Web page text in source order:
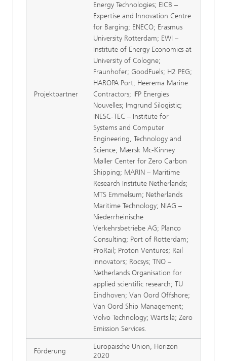
Projektpartner
Energy Technologies; EICB –
Expertise and Innovation Centre
for Barging; ENECO; Erasmus
University Rotterdam; EWI –
Institute of Energy Economics at
University of Cologne;
Fraunhofer; GoodFuels; H2 PEG;
HAROPA Port; Heerema Marine
Contractors; IFP Energies
Nouvelles; Imgrund Silogistic;
INESC-TEC – Institute for
Systems and Computer
Engineering, Technology and
Science; Mærsk Mc-Kinney
Møller Center for Zero Carbon
Shipping; MARIN – Maritime
Research Institute Netherlands;
MTS Emmelsum; Netherlands
Maritime Technology; NIAG –
Niederrheinische
Verkehrsbetriebe AG; Planco
Consulting; Port of Rotterdam;
ProRail; Proton Ventures; Rail
Innovators; Rocsys; TNO –
Netherlands Organisation for
applied scientific research; TU
Eindhoven; Van Oord Offshore;
Van Oord Ship Management;
Volvo Technology; Wärtsilä; Zero
Emission Services.
Förderung
Europäische Union, Horizon
2020